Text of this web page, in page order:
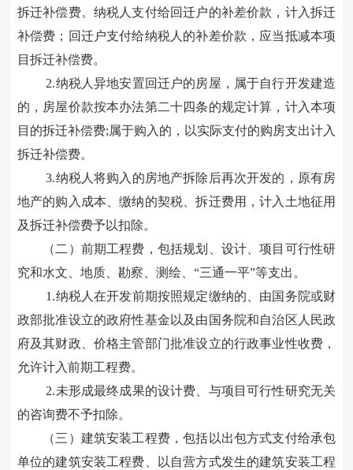
拆迁补偿费。纳税人支付给回迁户的补差价款，计入拆迁
补偿费；回迁户支付给纳税人的补差价款，应当抵减本项
目拆迁补偿费。
2.纳税人异地安置回迁户的房屋 ， 属于自行开发建造
的，房屋价款按本办法第二十四条的规定计算，计入本项
目的拆迁补偿费;属于购入的，以实际支付的购房支出计入
拆迁补偿费。
3.纳税人将购入 的房地产拆除后再次开发的 ，原有房
地产的购入成本、缴纳的契税、拆迁费用，计入 土地征用
及拆迁补偿费予以扣除。
（二）前期工程费，包括规划、设计、项目可行性研
究和水文、地质、勘察、测绘、“三通一平”等支出 。
1.纳税人在开发前期按照规定缴纳的
由国务院或财
政部批准设立的政府性基金以及由国务院和自治区人民政
府及其财政
价格主管部门批准设立的行政事业性收费，
允许计入前期工程费。
2.未形成最终成果的设计费、与项目可行性研究无关
的咨询费不予扣除。
（三）建筑安装工程费，包括以出包方式支付给承包
单位的建筑安装工程费、以自营方式发生的建筑安装工程